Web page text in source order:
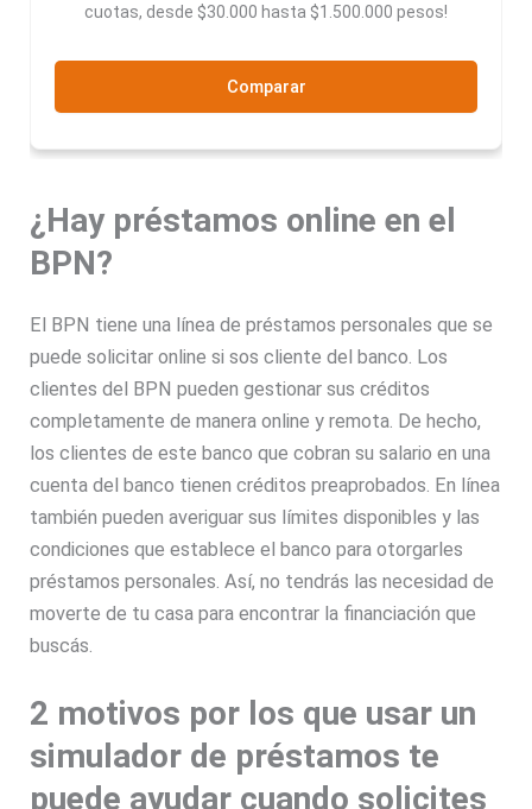
cuotas, desde $30.000 hasta $1.500.000 pesos!
Comparar
¿Hay préstamos online en el
BPN?
El BPN tiene una línea de préstamos personales que se
puede solicitar online si sos cliente del banco. Los
clientes del BPN pueden gestionar sus créditos
completamente de manera online y remota. De hecho,
los clientes de este banco que cobran su salario en una
cuenta del banco tienen créditos preaprobados. En línea
también pueden averiguar sus límites disponibles y las
condiciones que establece el banco para otorgarles
préstamos personales. Así, no tendrás las necesidad de
moverte de tu casa para encontrar la financiación que
buscás.
2 motivos por los que usar un
simulador de préstamos te
puede ayudar cuando solicites